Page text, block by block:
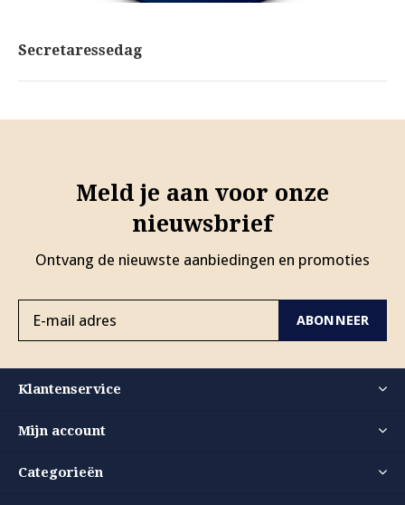
Secretaressedag
Meld je aan voor onze
nieuwsbrief
Ontvang de nieuwste aanbiedingen en promoties
ABONNEER
Klantenservice
Mijn account
Categorieën